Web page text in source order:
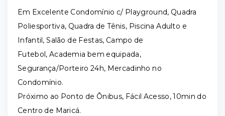
Em Excelente Condomínio c/ Playground, Quadra
Poliesportiva, Quadra de Tênis, Piscina Adulto e
Infantil, Salão de Festas, Campo de
Futebol, Academia bem equipada,
Segurança/Porteiro 24h, Mercadinho no
Condomínio.
Próximo ao Ponto de Ônibus, Fácil Acesso, 10min do
Centro de Maricá.